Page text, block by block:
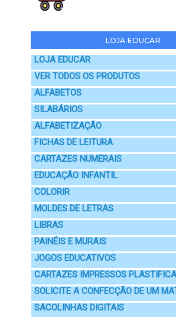
LOJA EDUCAR
LOJA EDUCAR
VER TODOS OS PRODUTOS
ALFABETOS
SILABÁRIOS
ALFABETIZAÇÃO
FICHAS DE LEITURA
CARTAZES NUMERAIS
EDUCAÇÃO INFANTIL
COLORIR
MOLDES DE LETRAS
LIBRAS
PAINÉIS E MURAIS
JOGOS EDUCATIVOS
CARTAZES IMPRESSOS
SOLICITE A CONFECÇÃO DE UM
SACOLINHAS DIGITAIS